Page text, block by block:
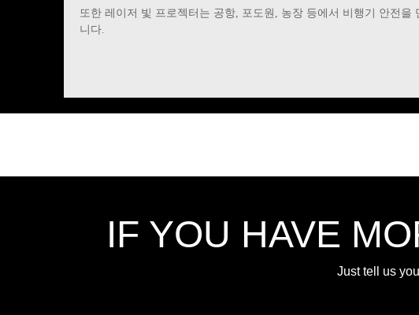
또한 레이저 빛 프로젝터는 공항, 포도원, 농장 등에서 비행기 안전
니다.
IF YOU HAVE
Just tell us